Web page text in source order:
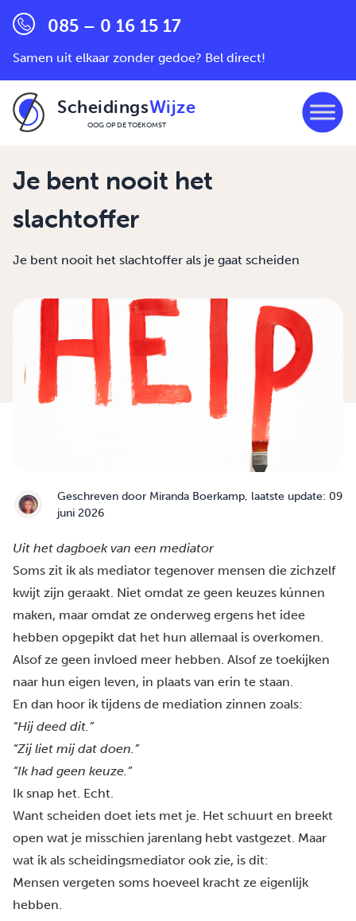
085 – 0 16 15 17
Samen uit elkaar zonder gedoe? Bel direct!
ScheidingsWijze
OOG OP DE TOEKOMST
Je bent nooit het
slachtoffer
Je bent nooit het slachtoffer als je gaat scheiden
Geschreven door Miranda Boerkamp, laatste update: 09
juni 2026
Uit het dagboek van een mediator
Soms zit ik als mediator tegenover mensen die zichzelf
kwijt zijn geraakt. Niet omdat ze geen keuzes kúnnen
maken, maar omdat ze onderweg ergens het idee
hebben opgepikt dat het hun allemaal is overkomen.
Alsof ze geen invloed meer hebben. Alsof ze toekijken
naar hun eigen leven, in plaats van erin te staan.
En dan hoor ik tijdens de mediation zinnen zoals:
“Hij deed dit.”
“Zij liet mij dat doen.”
“Ik had geen keuze.”
Ik snap het. Echt.
Want scheiden doet iets met je. Het schuurt en breekt
open wat je misschien jarenlang hebt vastgezet. Maar
wat ik als scheidingsmediator ook zie, is dit:
Mensen vergeten soms hoeveel kracht ze eigenlijk
hebben.